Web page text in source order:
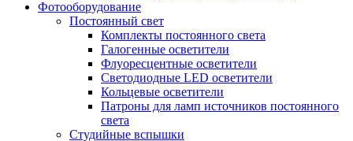
Фотооборудование
Постоянный свет
Комплекты постоянного света
Галогенные осветители
Флуоресцентные осветители
Светодиодные LED осветители
Кольцевые осветители
Патроны для ламп источников постоянного
света
Студийные вспышки